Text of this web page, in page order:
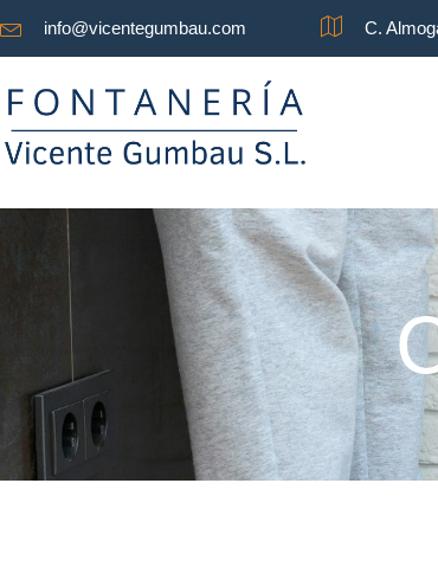
info@vicentegumbau.com C.